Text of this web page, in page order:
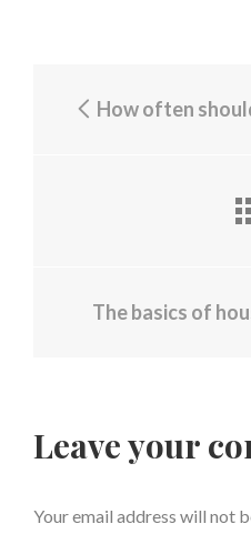
How often
The basics of
Leave your
Your email address will not